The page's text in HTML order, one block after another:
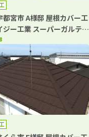
都宮市 A様邸 屋根カバー工
ジー工業 スーパーガルテク